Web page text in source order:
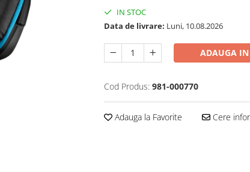
IN STOC
Data de livrare: Luni, 10.08.2026
ADAUGA IN
Cod Produs: 981-000770
Adauga la Favorite Cere